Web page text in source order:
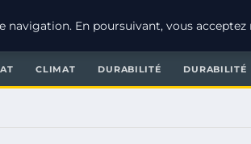
CLIMAT DURABILITÉ DURABILITÉ
navigation. En poursuivant, vous